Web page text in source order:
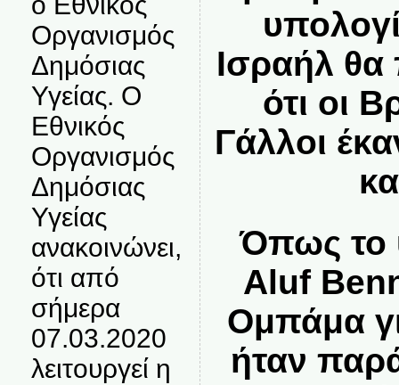
Οργανισμός
Δημόσιας
Υγείας. Ο
Εθνικός
Οργανισμός
Δημόσιας
Υγείας
ανακοινώνει,
ότι από
σήμερα
07.03.2020
λειτουργεί η
Ισραήλ θα
ότι οι
Γάλλοι
Όπως το
Aluf
Ομπάμα
ήταν